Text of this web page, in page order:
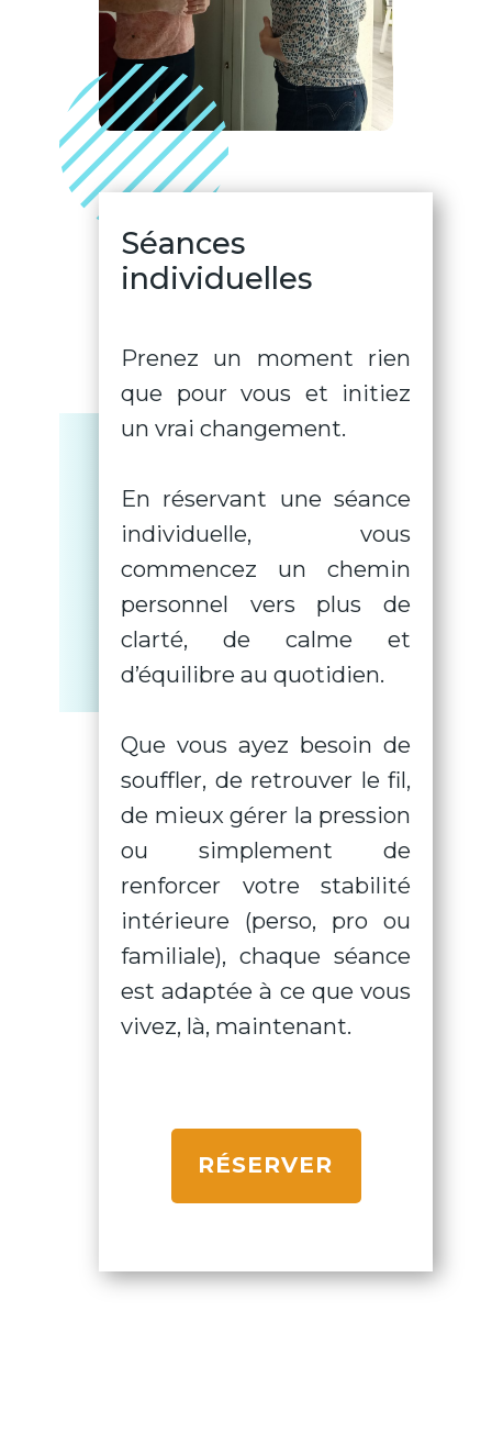
Séances
individuelles
Prenez un moment rien
que pour vous et initiez
un vrai changement.
En réservant une séance
individuelle, vous
commencez un chemin
personnel vers plus de
clarté, de calme et
d’équilibre au quotidien.
Que vous ayez besoin de
souffler, de retrouver le fil,
de mieux gérer la pression
ou simplement de
renforcer votre stabilité
intérieure (perso, pro ou
familiale), chaque séance
est adaptée à ce que vous
vivez, là, maintenant.
RÉSERVER